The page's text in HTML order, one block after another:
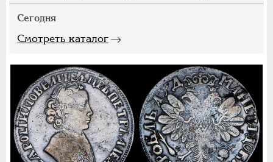
Сегодня
Смотреть каталог